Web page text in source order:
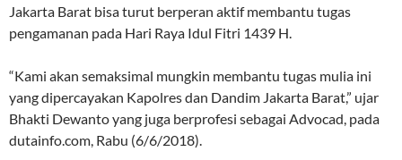
Jakarta Barat bisa turut berperan aktif membantu tugas
pengamanan pada Hari Raya Idul Fitri 1439 H.
“Kami akan semaksimal mungkin membantu tugas mulia ini
yang dipercayakan Kapolres dan Dandim Jakarta Barat,” ujar
Bhakti Dewanto yang juga berprofesi sebagai Advocad, pada
dutainfo.com, Rabu (6/6/2018).